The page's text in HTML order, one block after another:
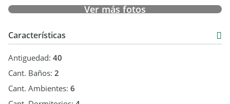
Sup. Construida 172m2.
ESCRITURA
PLANOS APROBADOS.
Ver más fotos
Características
Antiguedad: 40
Cant. Baños: 2
Cant. Ambientes: 6